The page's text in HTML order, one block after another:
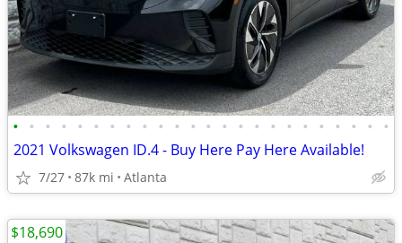
• • • • • • • • • • • • • • • • • • • • • • • •
2021 Volkswagen ID.4 - Buy Here Pay Here Available!
7/27 87k mi Atlanta
$18,690